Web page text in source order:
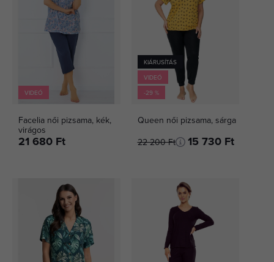
VIDEÓ
Facelia női pizsama, kék,
virágos
21 680 Ft
KIÁRUSÍTÁS
VIDEÓ
-29 %
Queen női pizsama, sárga
22 200 Ft
15 730 Ft